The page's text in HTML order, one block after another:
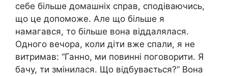
себе більше домашніх справ, сподіваючись,
що це допоможе. Але що більше я
намагався, то більше вона віддалялася.
Одного вечора, коли діти вже спали, я не
витримав: “Ганно, ми повинні поговорити. Я
бачу, ти змінилася. Що відбувається?” Вона